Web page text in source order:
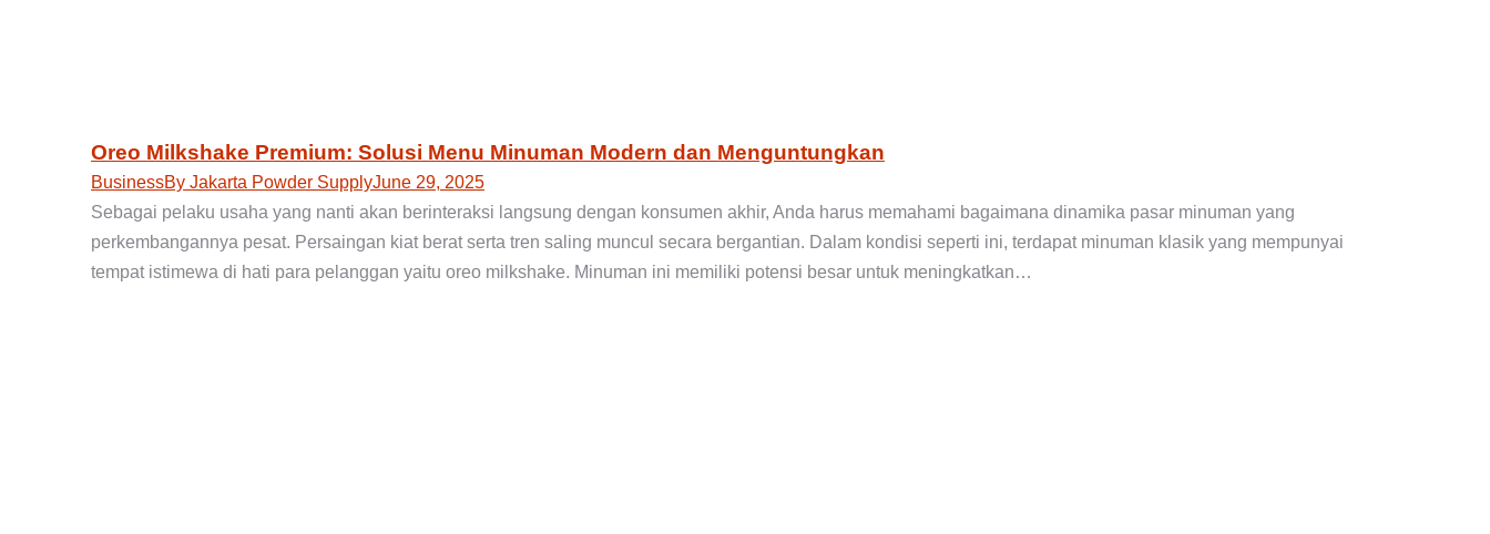
Oreo Milkshake Premium: Solusi Menu Minuman Modern dan Menguntungkan
BusinessBy Jakarta Powder SupplyJune 29, 2025
Sebagai pelaku usaha yang nanti akan berinteraksi langsung dengan konsumen akhir, Anda harus memahami bagaimana dinamika pasar minuman yang
perkembangannya pesat. Persaingan kiat berat serta tren saling muncul secara bergantian. Dalam kondisi seperti ini, terdapat minuman klasik yang mempunyai
tempat istimewa di hati para pelanggan yaitu oreo milkshake. Minuman ini memiliki potensi besar untuk meningkatkan…